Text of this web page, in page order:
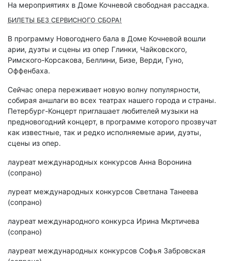
На мероприятиях в Доме Кочневой свободная рассадка.
БИЛЕТЫ БЕЗ СЕРВИСНОГО СБОРА!
В программу Новогоднего бала в Доме Кочневой вошли
арии, дуэты и сцены из опер Глинки, Чайковского,
Римского-Корсакова, Беллини, Бизе, Верди, Гуно,
Оффенбаха.
Сейчас опера переживает новую волну популярности,
собирая аншлаги во всех театрах нашего города и страны.
Петербург-Концерт приглашает любителей музыки на
предновогодний концерт, в программе которого прозвучат
как известные, так и редко исполняемые арии, дуэты,
сцены из опер.
лауреат международных конкурсов Анна Воронина
(сопрано)
луреат международных конкурсов Светлана Танеева
(сопрано)
лауреат международного конкурса Ирина Мкртичева
(сопрано)
лауреат международных конкурсов Софья Забровская